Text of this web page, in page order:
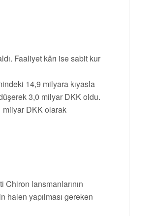
Faaliyet kârı ise sabit kur
14,9 milyara kıyasla
3,0 milyar DKK oldu.
milyar DKK olarak
Chiron lansmanlarının
halen yapılması gereken